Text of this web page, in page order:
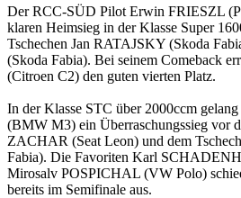
Der RCC-SÜD Pilot Erwin FRIESZL
klaren Heimsieg in der Klasse Super
Tschechen Jan RATAJSKY (Skoda
(Skoda Fabia). Bei seinem Comeback
(Citroen C2) den guten vierten Platz.
In der Klasse STC über 2000ccm
(BMW M3) ein Überraschungssieg vor
ZACHAR (Seat Leon) und dem
Fabia). Die Favoriten Karl
Mirosalv POSPICHAL (VW Polo)
bereits im Semifinale aus.